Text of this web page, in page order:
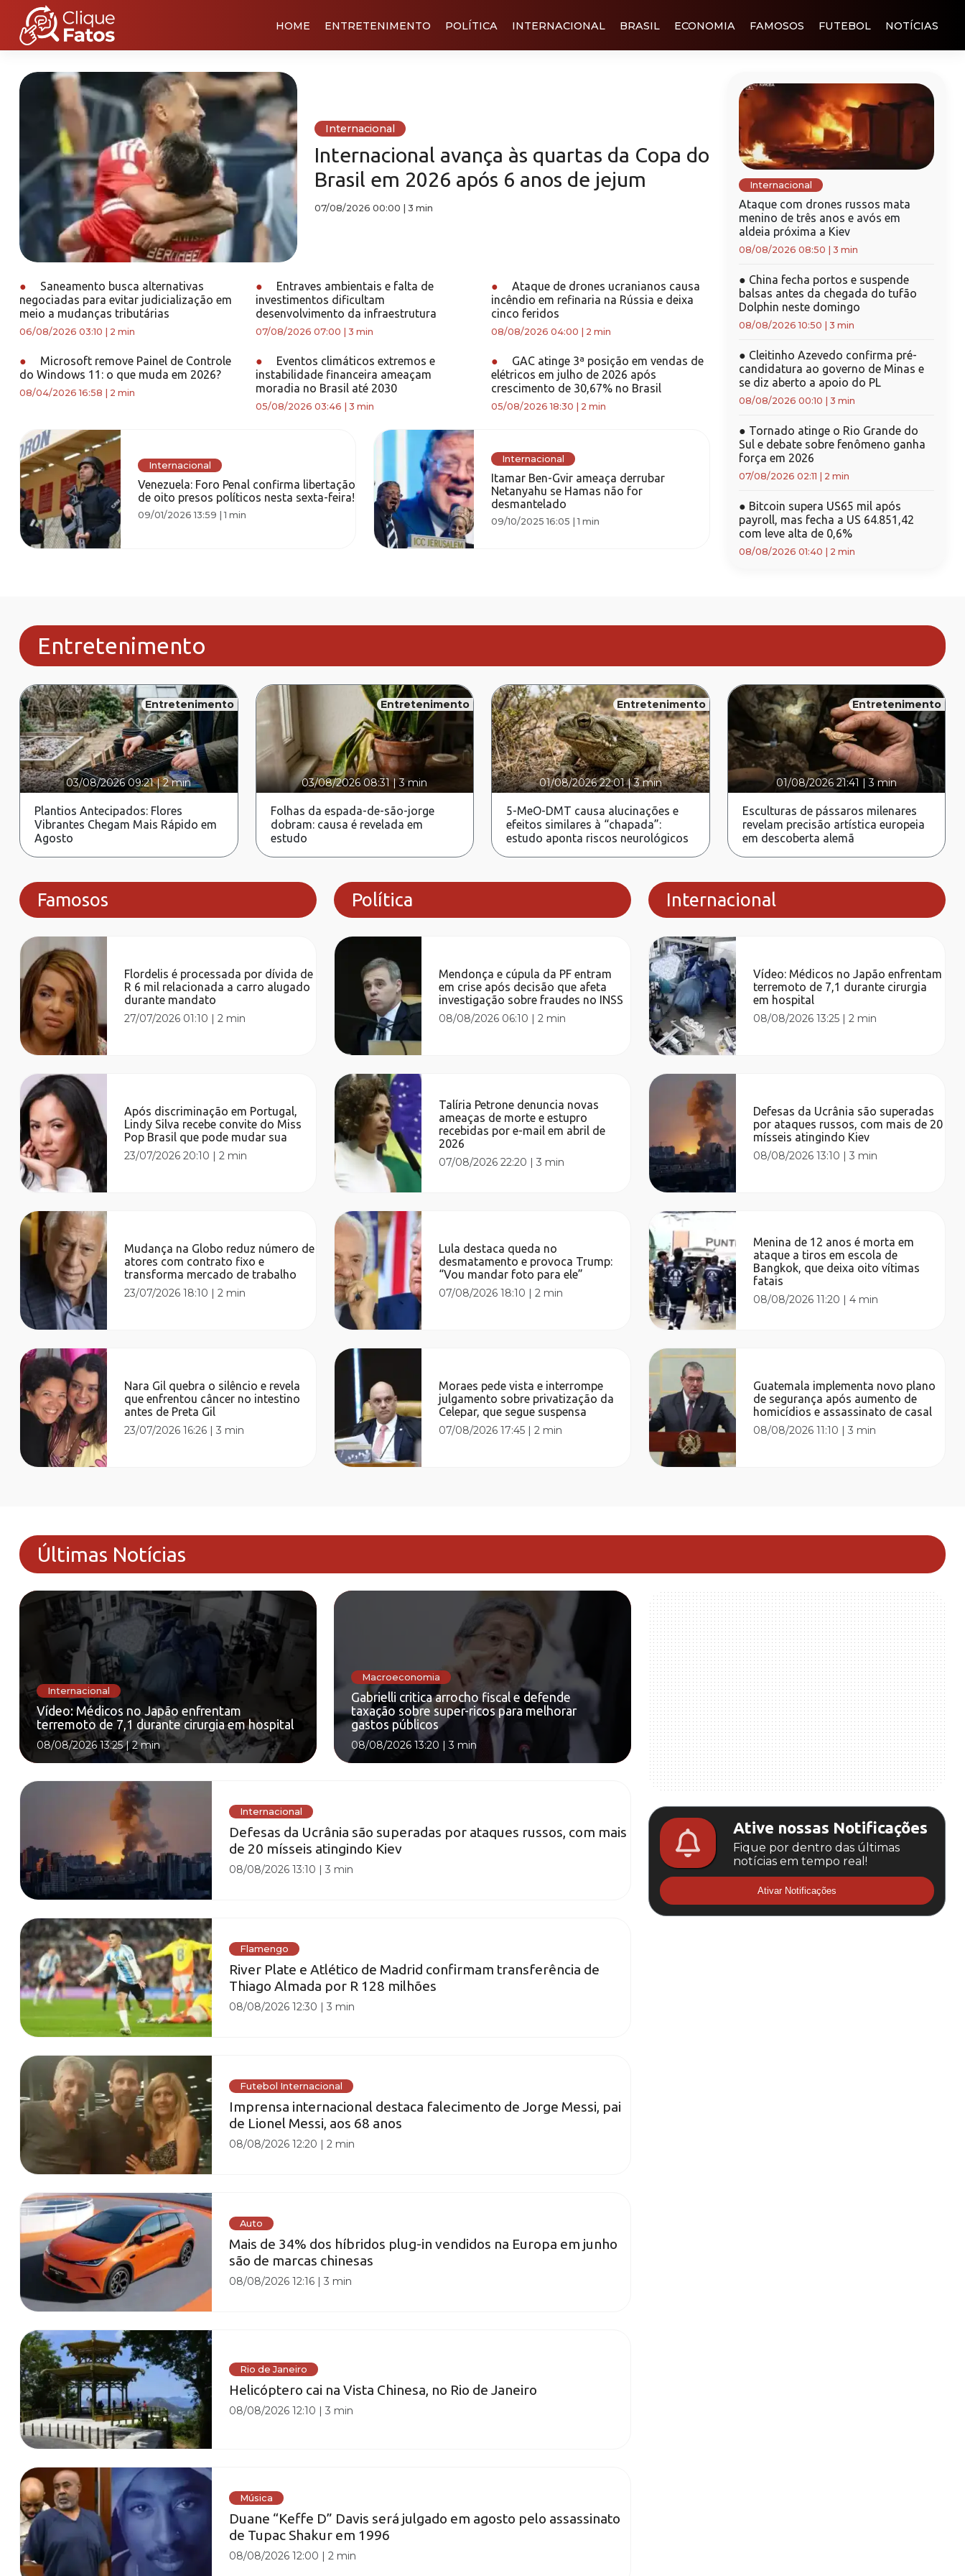
HOME ENTRETENIMENTO POLÍTICA INTERNACIONAL BRASIL ECONOMIA FAMOSOS FUTEBOL NOTÍCIAS
Internacional
Internacional avança às quartas da Copa do
Brasil em 2026 após 6 anos de jejum
07/08/2026 00:00 3 min
●
Saneamento busca alternativas
negociadas para evitar judicialização em
meio a mudanças tributárias
06/08/2026 03:10 2 min
●
Entraves ambientais e falta de
investimentos dificultam
desenvolvimento da infraestrutura
07/08/2026 07:00 3 min
●
Ataque de drones ucranianos causa
incêndio em refinaria na Rússia e deixa
cinco feridos
08/08/2026 04:00 2 min
●
Microsoft remove Painel de Controle
do Windows 11: o que muda em 2026?
08/04/2026 16:58 2 min
●
Eventos climáticos extremos e
instabilidade financeira ameaçam
moradia no Brasil até 2030
05/08/2026 03:46 3 min
●
GAC atinge 3ª posição em vendas de
elétricos em julho de 2026 após
crescimento de 30,67% no Brasil
05/08/2026 18:30 2 min
Internacional
Venezuela: Foro Penal confirma libertação
de oito presos políticos nesta sexta-feira!
09/01/2026 13:59 |1 min
Internacional
Itamar Ben-Gvir ameaça derrubar
Netanyahu se Hamas não for
desmantelado
09/10/2025 16:05 |1 min
Internacional
Ataque com drones russos mata
menino de três anos e avós em
aldeia próxima a Kiev
08/08/2026 08:50 3 min
● China fecha portos e suspende
balsas antes da chegada do tufão
Dolphin neste domingo
08/08/2026 10:50 3 min
● Cleitinho Azevedo confirma pré-
candidatura ao governo de Minas e
se diz aberto a apoio do PL
08/08/2026 00:10 3 min
● Tornado atinge o Rio Grande do
Sul e debate sobre fenômeno ganha
força em 2026
07/08/2026 02:11 2 min
● Bitcoin supera US65 mil após
payroll, mas fecha a US 64.851,42
com leve alta de 0,6%
08/08/2026 01:40 2 min
Entretenimento
Entretenimento
03/08/2026 09:21|2 min
Plantios Antecipados: Flores
Vibrantes Chegam Mais Rápido em
Agosto
Entretenimento
03/08/2026 08:31|3 min
Folhas da espada-de-são-jorge
dobram: causa é revelada em
estudo
Entretenimento
01/08/2026 22:01|3 min
5-MeO-DMT causa alucinações e
efeitos similares à “chapada”:
estudo aponta riscos neurológicos
Entretenimento
01/08/2026 21:41 |3 min
Esculturas de pássaros milenares
revelam precisão artística europeia
em descoberta alemã
Famosos
Flordelis é processada por dívida de
R 6 mil relacionada a carro alugado
durante mandato
27/07/2026 01:10 |2 min
Após discriminação em Portugal,
Lindy Silva recebe convite do Miss
Pop Brasil que pode mudar sua
23/07/2026 20:10 |2 min
Mudança na Globo reduz número de
atores com contrato fixo e
transforma mercado de trabalho
23/07/2026 18:10 |2 min
Nara Gil quebra o silêncio e revela
que enfrentou câncer no intestino
antes de Preta Gil
23/07/2026 16:26 |3 min
Política
Mendonça e cúpula da PF entram
em crise após decisão que afeta
investigação sobre fraudes no INSS
08/08/2026 06:10 |2 min
Talíria Petrone denuncia novas
ameaças de morte e estupro
recebidas por e-mail em abril de
2026
07/08/2026 22:20 |3 min
Lula destaca queda no
desmatamento e provoca Trump:
“Vou mandar foto para ele”
07/08/2026 18:10 |2 min
Moraes pede vista e interrompe
julgamento sobre privatização da
Celepar, que segue suspensa
07/08/2026 17:45 |2 min
Internacional
Vídeo: Médicos no Japão enfrentam
terremoto de 7,1 durante cirurgia
em hospital
08/08/2026 13:25 |2 min
Defesas da Ucrânia são superadas
por ataques russos, com mais de 20
mísseis atingindo Kiev
08/08/2026 13:10 |3 min
Menina de 12 anos é morta em
ataque a tiros em escola de
Bangkok, que deixa oito vítimas
fatais
08/08/2026 11:20 |4 min
Guatemala implementa novo plano
de segurança após aumento de
homicídios e assassinato de casal
08/08/2026 11:10 |3 min
Últimas Notícias
Internacional
Vídeo: Médicos no Japão enfrentam
terremoto de 7,1 durante cirurgia em hospital
08/08/2026 13:25|2 min
Macroeconomia
Gabrielli critica arrocho fiscal e defende
taxação sobre super-ricos para melhorar
gastos públicos
08/08/2026 13:20 |3 min
Internacional
Defesas da Ucrânia são superadas por ataques russos, com mais
de 20 mísseis atingindo Kiev
08/08/2026 13:10 |3 min
Flamengo
River Plate e Atlético de Madrid confirmam transferência de
Thiago Almada por R 128 milhões
08/08/2026 12:30 |3 min
Futebol Internacional
Imprensa internacional destaca falecimento de Jorge Messi, pai
de Lionel Messi, aos 68 anos
08/08/2026 12:20 |2 min
Auto
Mais de 34% dos híbridos plug-in vendidos na Europa em junho
são de marcas chinesas
08/08/2026 12:16 |3 min
Rio de Janeiro
Helicóptero cai na Vista Chinesa, no Rio de Janeiro
08/08/2026 12:10 |3 min
Música
Duane “Keffe D” Davis será julgado em agosto pelo assassinato
de Tupac Shakur em 1996
08/08/2026 12:00 |2 min
Ative nossas Notificações
Fique por dentro das últimas
notícias em tempo real!
Ativar Notificações